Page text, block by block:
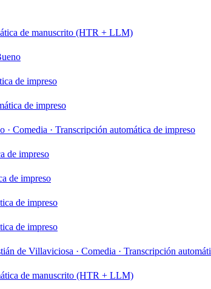
de manuscrito (HTR + LLM)
de impreso
de impreso
· Comedia · Transcripción automática de impreso
de impreso
de impreso
de impreso
de impreso
de Villaviciosa · Comedia · Transcripción
de manuscrito (HTR + LLM)